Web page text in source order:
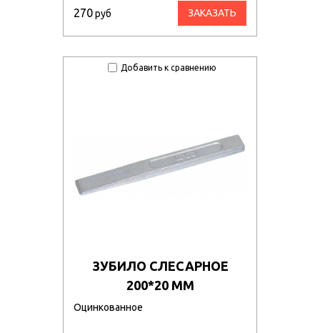
270руб ЗАКАЗАТЬ
Добавить к сравнению
ЗУБИЛО СЛЕСАРНОЕ
200*20 ММ
Оцинкованное